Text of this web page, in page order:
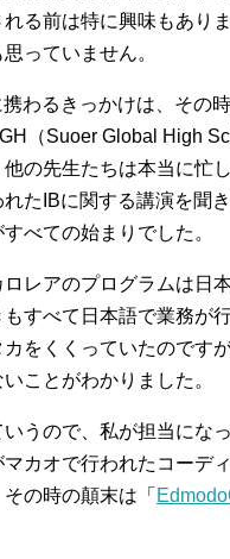
る前は特に興味もあり
っていません。
わるきっかけは、その
（Suoer Global High
の先生たちは本当に忙
たIBに関する講演を聞
べての始まりでした。
レアのプログラムは日
すべて日本語で業務が
をくくっていたのです
ことがわかりました。
いうので、私が担当にな
マカオで行われたコーデ
の時の顛末は「